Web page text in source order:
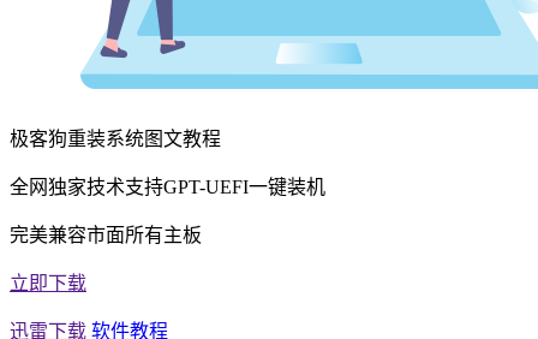
极客狗重装系统图文教程
全网独家技术支持GPT-UEFI一键装机
完美兼容市面所有主板
立即下载
迅雷下载 软件教程